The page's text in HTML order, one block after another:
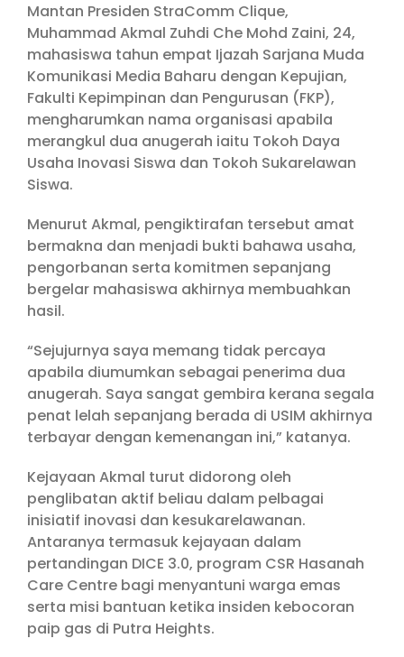
Mantan Presiden StraComm Clique,
Muhammad Akmal Zuhdi Che Mohd Zaini, 24,
mahasiswa tahun empat Ijazah Sarjana Muda
Komunikasi Media Baharu dengan Kepujian,
Fakulti Kepimpinan dan Pengurusan (FKP),
mengharumkan nama organisasi apabila
merangkul dua anugerah iaitu Tokoh Daya
Usaha Inovasi Siswa dan Tokoh Sukarelawan
Siswa.
Menurut Akmal, pengiktirafan tersebut amat
bermakna dan menjadi bukti bahawa usaha,
pengorbanan serta komitmen sepanjang
bergelar mahasiswa akhirnya membuahkan
hasil.
“Sejujurnya saya memang tidak percaya
apabila diumumkan sebagai penerima dua
anugerah. Saya sangat gembira kerana segala
penat lelah sepanjang berada di USIM akhirnya
terbayar dengan kemenangan ini,” katanya.
Kejayaan Akmal turut didorong oleh
penglibatan aktif beliau dalam pelbagai
inisiatif inovasi dan kesukarelawanan.
Antaranya termasuk kejayaan dalam
pertandingan DICE 3.0, program CSR Hasanah
Care Centre bagi menyantuni warga emas
serta misi bantuan ketika insiden kebocoran
paip gas di Putra Heights.